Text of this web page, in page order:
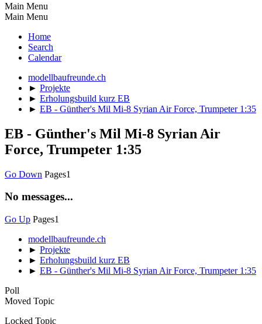
Main Menu
Main Menu
Home
Search
Calendar
modellbaufreunde.ch
► Projekte
► Erholungsbuild kurz EB
► EB - Günther's Mil Mi-8 Syrian Air Force, Trumpeter 1:35
EB - Günther's Mil Mi-8 Syrian Air
Force, Trumpeter 1:35
Go Down Pages1
No messages...
Go Up Pages1
modellbaufreunde.ch
► Projekte
► Erholungsbuild kurz EB
► EB - Günther's Mil Mi-8 Syrian Air Force, Trumpeter 1:35
Poll
Moved Topic
Locked Topic